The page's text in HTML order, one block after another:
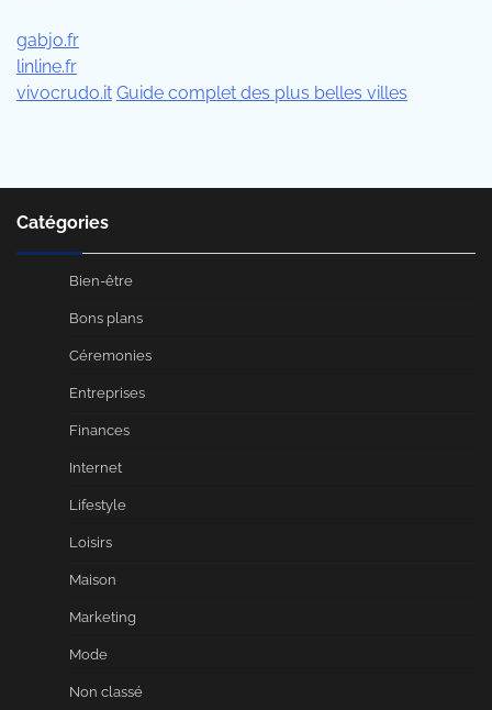
gabjo.fr
linline.fr
vivocrudo.it Guide complet des plus belles villes
Catégories
Bien-être
Bons plans
Céremonies
Entreprises
Finances
Internet
Lifestyle
Loisirs
Maison
Marketing
Mode
Non classé